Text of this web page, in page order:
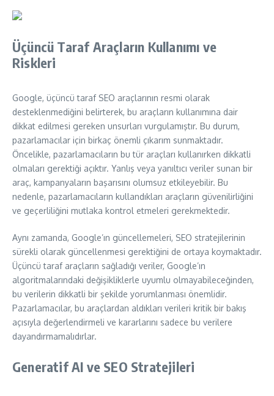
Üçüncü Taraf Araçların Kullanımı ve
Riskleri
Google, üçüncü taraf SEO araçlarının resmi olarak
desteklenmediğini belirterek, bu araçların kullanımına dair
dikkat edilmesi gereken unsurları vurgulamıştır. Bu durum,
pazarlamacılar için birkaç önemli çıkarım sunmaktadır.
Öncelikle, pazarlamacıların bu tür araçları kullanırken dikkatli
olmaları gerektiği açıktır. Yanlış veya yanıltıcı veriler sunan bir
araç, kampanyaların başarısını olumsuz etkileyebilir. Bu
nedenle, pazarlamacıların kullandıkları araçların güvenilirliğini
ve geçerliliğini mutlaka kontrol etmeleri gerekmektedir.
Aynı zamanda, Google’ın güncellemeleri, SEO stratejilerinin
sürekli olarak güncellenmesi gerektiğini de ortaya koymaktadır.
Üçüncü taraf araçların sağladığı veriler, Google’ın
algoritmalarındaki değişikliklerle uyumlu olmayabileceğinden,
bu verilerin dikkatli bir şekilde yorumlanması önemlidir.
Pazarlamacılar, bu araçlardan aldıkları verileri kritik bir bakış
açısıyla değerlendirmeli ve kararlarını sadece bu verilere
dayandırmamalıdırlar.
Generatif AI ve SEO Stratejileri